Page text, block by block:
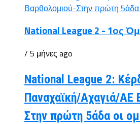
National League 2 - 1ος
/ 5 μήνες ago
National League 2:
Παναχαϊκή/Αχαγιά/ΑΕ
Στην πρώτη 5άδα οι